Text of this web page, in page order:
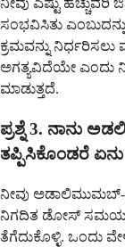
ನೀವು ಎಷ್ಟು
ಸಂಭವಿಸಿತು
ಕ್ರಮವನ್ನು ನಿರ್ಧರಿಸಲು
ಅಗತ್ಯವಿದೆಯೇ ಎಂದು
ಮಾಡುತ್ತದೆ.
ಪ್ರಶ್ನೆ 3. ನಾನು
ತಪ್ಪಿಸಿಕೊಂಡರೆ
ನೀವು ಅಡಾಲಿಮುಮಬ್-
ನಿಗದಿತ ಡೋಸ್ ಸಮಯ
ತೆಗೆದುಕೊಳ್ಳಿ. ಒಂದು